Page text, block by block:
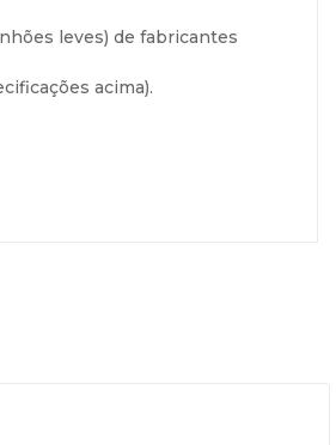
leves) de fabricantes
acima).